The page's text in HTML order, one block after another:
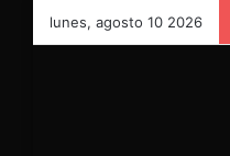
lunes, agosto 10 2026